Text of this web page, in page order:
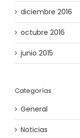
diciembre 2016
octubre 2016
junio 2015
Categorías
General
Noticias